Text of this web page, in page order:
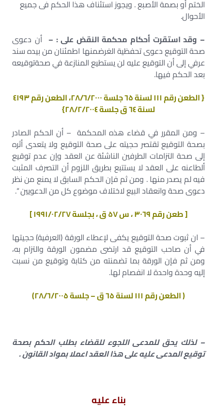
الختم أو بصمة الأصبع . ويجوز استئناف هذا الحكم فى جميع
الأحوال.
– وقد استقرت أحكام محكمة النقض على : – أن دعوى
صحة التوقيع دعوى تحفظية الغرضمنها اطمئنان من بيده سند
عرفي إلى أن التوقيع عليه لن يستطيع المنازعة في صحةتوقيعه
بعد الحكم فيها.
{ الطعن رقم ۱۱۱ لسنة ٦۵ جلسة ۲۸/٦/۲۰۰۰، الطعن رقم ٤۱۹۳
لسنة ٦٤ ق جلسة ۲۸/۲/۲۰۰٤}
– ومن المقرر في قضاء هذه المحكمة – أن الحكم الصادر
بصحة التوقيع تقتصر حجيته على صحة التوقيع ولا يتعدى أثره
إلى صحة التزامات الطرفين الناشئة عن العقد وإن عدم توقيع
ألطاعنه على العقد لا يستتبع بطريق اللزوم أن التصرف المثبت
فيه لم يصدر منها . ومن ثم فإن الحكم السابق لا يمنع من نظر
دعوى صحة وانعقاد البيع لاختلاف موضوع كل من الدعويين “.
[ طعن رقم ۳۰٦۹ ، س ۵۷ ق ، بجلسة ۱۹۹۱/۰۲/۲۷ ]
– ان ثبوت صحة التوقيع يكفى لإعطاء الورقة (العرفية) حجيتها
في أن صاحب التوقيع قد ارتضى مضمون الورقة والتزام به،
ومن ثم فإن الورقة بما تضمنته من كتابة وتوقيع من نسبت
إليه وحدة واحدة لا انفصام لها.
( الطعن رقم ۱۱۱ لسنة ٦۵ ق – جلسة ۲۸/٦/۲۰۰۵)
– لذلك يحق للمدعى اللجوء للقضاء بطلب الحكم بصحة
توقيع المدعى عليه على هذا العقد اعملا بمواد القانون .
بناء عليه